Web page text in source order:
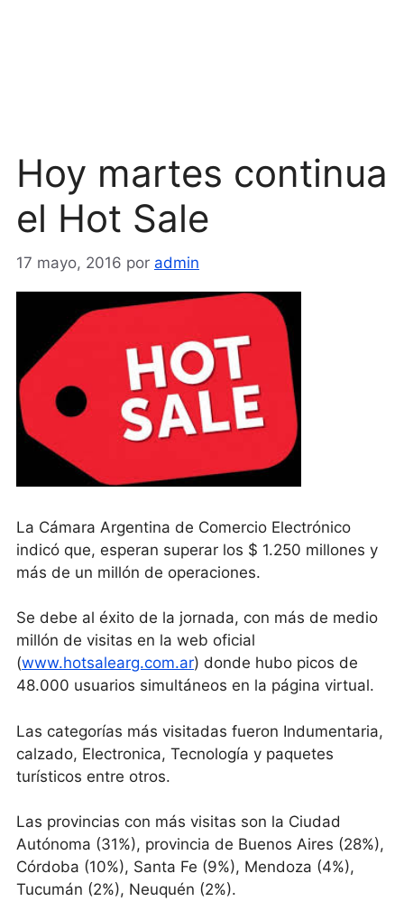
Hoy martes continua
el Hot Sale
17 mayo, 2016 por admin
La Cámara Argentina de Comercio Electrónico
indicó que, esperan superar los $ 1.250 millones y
más de un millón de operaciones.
Se debe al éxito de la jornada, con más de medio
millón de visitas en la web oficial
(www.hotsalearg.com.ar) donde hubo picos de
48.000 usuarios simultáneos en la página virtual.
Las categorías más visitadas fueron Indumentaria,
calzado, Electronica, Tecnología y paquetes
turísticos entre otros.
Las provincias con más visitas son la Ciudad
Autónoma (31%), provincia de Buenos Aires (28%),
Córdoba (10%), Santa Fe (9%), Mendoza (4%),
Tucumán (2%), Neuquén (2%).